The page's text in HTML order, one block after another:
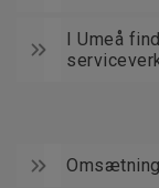
I Umeå